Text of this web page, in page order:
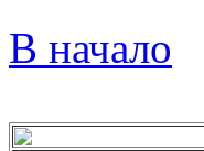
В начало